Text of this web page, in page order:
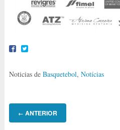
Noticias de Basquetebol, Notícias
← ANTERIOR